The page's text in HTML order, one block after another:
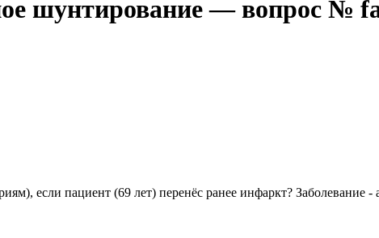
шунтирование — вопрос №
если пациент (69 лет) перенёс ранее инфаркт? Заболевание